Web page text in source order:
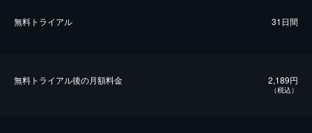
無料トライアル 31日間
無料トライアル後の⽉額料金 2,189円
（税込）